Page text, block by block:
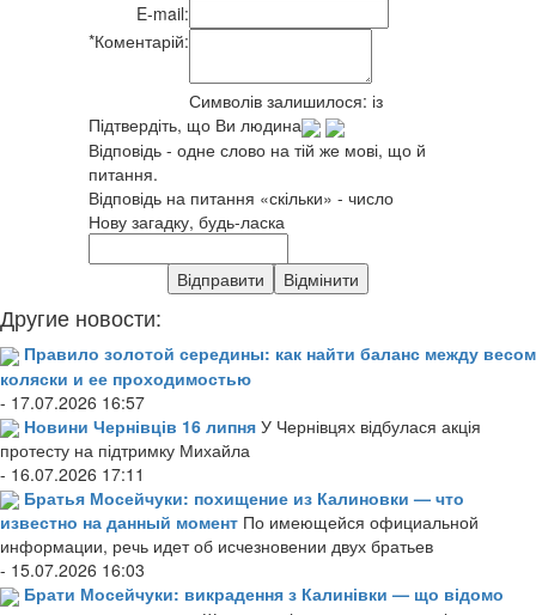
E-mail:
*Коментарій:
Символів залишилося: із
Підтвердіть, що Ви людина
Відповідь - одне слово на тій же мові, що й
питання.
Відповідь на питання «скільки» - число
Нову загадку, будь-ласка
Другие новости:
Правило золотой середины: как найти баланс между весом
коляски и ее проходимостью
- 17.07.2026 16:57
Новини Чернівців 16 липня У Чернівцях відбулася акція
протесту на підтримку Михайла
- 16.07.2026 17:11
Братья Мосейчуки: похищение из Калиновки — что
известно на данный момент По имеющейся официальной
информации, речь идет об исчезновении двух братьев
- 15.07.2026 16:03
Брати Мосейчуки: викрадення з Калинівки — що відомо